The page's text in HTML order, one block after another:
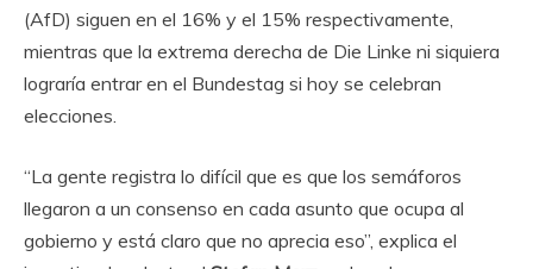
(AfD) siguen en el 16% y el 15% respectivamente,
mientras que la extrema derecha de Die Linke ni siquiera
lograría entrar en el Bundestag si hoy se celebran
elecciones.
“La gente registra lo difícil que es que los semáforos
llegaron a un consenso en cada asunto que ocupa al
gobierno y está claro que no aprecia eso”, explica el